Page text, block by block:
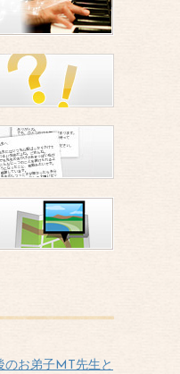
のお弟子MT先生と